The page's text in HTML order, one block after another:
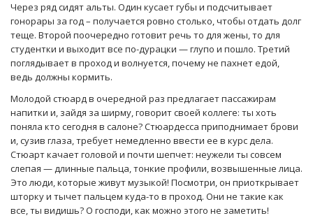
Через ряд сидят альты. Один кусает губы и подсчитывает
гонорары за год – получается ровно столько, чтобы отдать долг
теще. Второй поочередно готовит речь то для жены, то для
студентки и выходит все по-дурацки — глупо и пошло. Третий
поглядывает в проход и волнуется, почему не пахнет едой,
ведь должны кормить.
Молодой стюард в очередной раз предлагает пассажирам
напитки и, зайдя за ширму, говорит своей коллеге: ты хоть
поняла кто сегодня в салоне? Стюардесса приподнимает брови
и, сузив глаза, требует немедленно ввести ее в курс дела.
Стюарт качает головой и почти шепчет: неужели ты совсем
слепая — длинные пальца, тонкие профили, возвышенные лица.
Это люди, которые живут музыкой! Посмотри, он приоткрывает
шторку и тычет пальцем куда-то в проход. Они не такие как
все, ты видишь? О господи, как можно этого не заметить!